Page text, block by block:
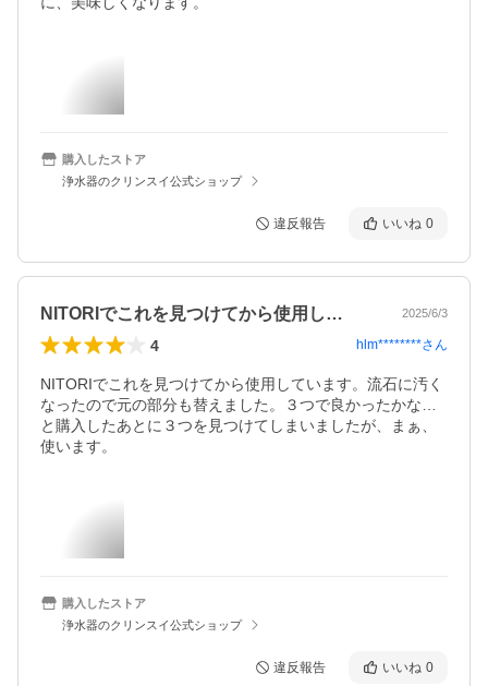
購入したストア
浄水器のクリンスイ公式ショップ
違反報告 いいね 0
NITORIでこれを見つけてから使用し… 2025/6/3
4 hlm********さん
NITORIでこれを見つけてから使用しています。流石に汚く
なったので元の部分も替えました。３つで良かったかな…
と購入したあとに３つを見つけてしまいましたが、まぁ、
使います。
購入したストア
浄水器のクリンスイ公式ショップ
違反報告 いいね 0